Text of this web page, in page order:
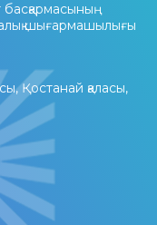
басқармасының
шығармашылығы
Қостанай қаласы,